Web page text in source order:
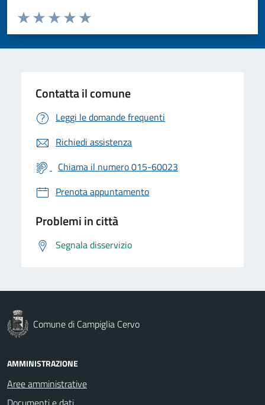
Valuta da 1 a 5 stelle la pagina
Valuta 5 stelle su 5
Valuta 4 stelle su 5
Valuta 3 stelle su 5
Valuta 2 stelle su 5
Valuta 1 stelle su 5
Contatta il comune
Leggi le domande frequenti
Richiedi assistenza
Chiama il numero 015-60023
Prenota appuntamento
Problemi in città
Segnala disservizio
Comune di Campiglia Cervo
AMMINISTRAZIONE
Aree amministrative